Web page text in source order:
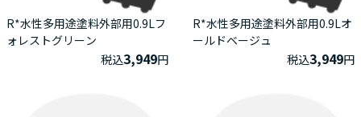
R*水性多用途塗料外部用0.9Lフ
ォレストグリーン
税込3,949円
R*水性多用途塗料外部用0.9Lオ
ールドベージュ
税込3,949円